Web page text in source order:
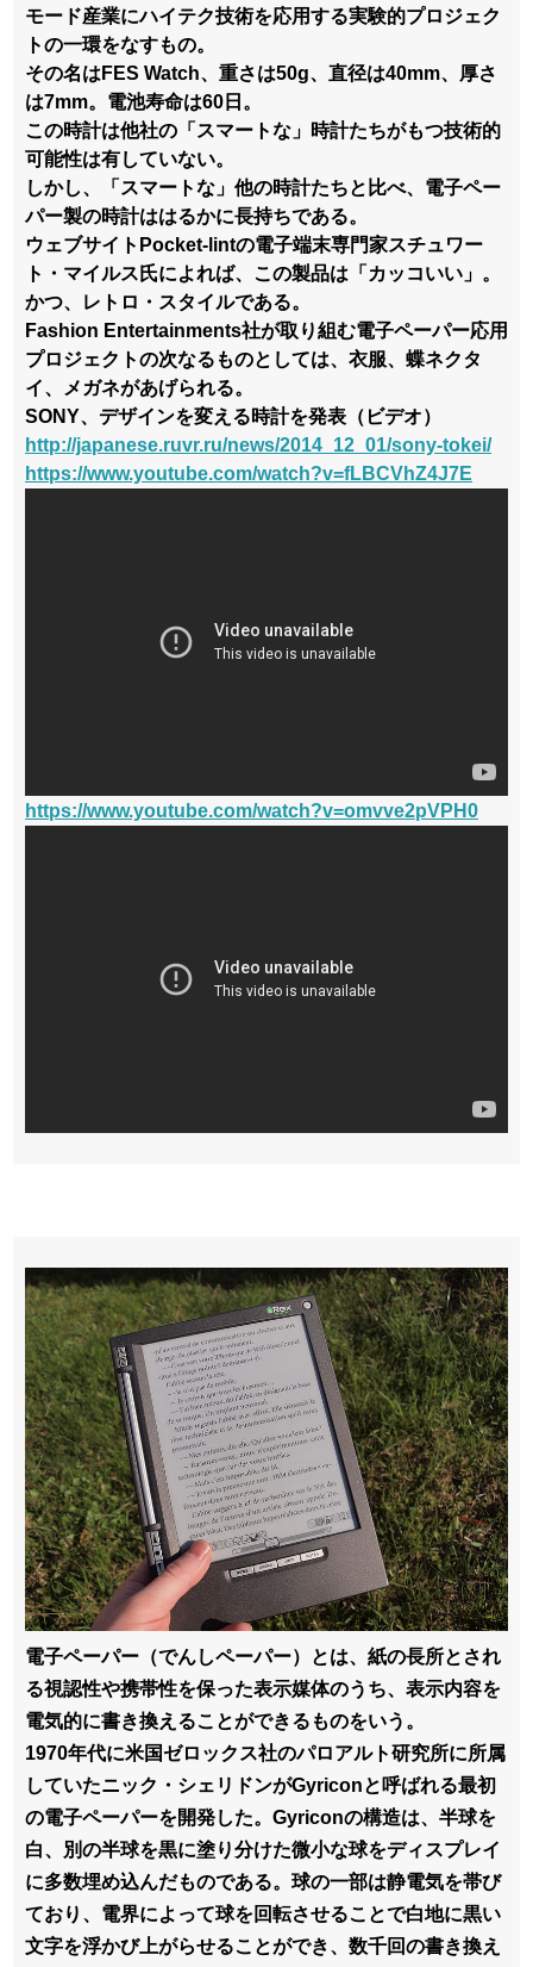
モード産業にハイテク技術を応用する実験的プロジェク
トの一環をなすもの。
その名はFES Watch、重さは50g、直径は40mm、厚さ
は7mm。電池寿命は60日。
この時計は他社の「スマートな」時計たちがもつ技術的
可能性は有していない。
しかし、「スマートな」他の時計たちと比べ、電子ペー
パー製の時計ははるかに長持ちである。
ウェブサイトPocket-lintの電子端末専門家スチュワー
ト・マイルス氏によれば、この製品は「カッコいい」。
かつ、レトロ・スタイルである。
Fashion Entertainments社が取り組む電子ペーパー応用
プロジェクトの次なるものとしては、衣服、蝶ネクタ
イ、メガネがあげられる。
SONY、デザインを変える時計を発表（ビデオ）
http://japanese.ruvr.ru/news/2014_12_01/sony-tokei/
https://www.youtube.com/watch?v=fLBCVhZ4J7E
https://www.youtube.com/watch?v=omvve2pVPH0
電子ペーパー（でんしペーパー）とは、紙の長所とされ
る視認性や携帯性を保った表示媒体のうち、表示内容を
電気的に書き換えることができるものをいう。
1970年代に米国ゼロックス社のパロアルト研究所に所属
していたニック・シェリドンがGyriconと呼ばれる最初
の電子ペーパーを開発した。Gyriconの構造は、半球を
白、別の半球を黒に塗り分けた微小な球をディスプレイ
に多数埋め込んだものである。球の一部は静電気を帯び
ており、電界によって球を回転させることで白地に黒い
文字を浮かび上がらせることができ、数千回の書き換え